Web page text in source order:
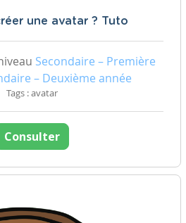
une avatar ? Tuto
Secondaire – Première
– Deuxième année
Tags : avatar
Consulter